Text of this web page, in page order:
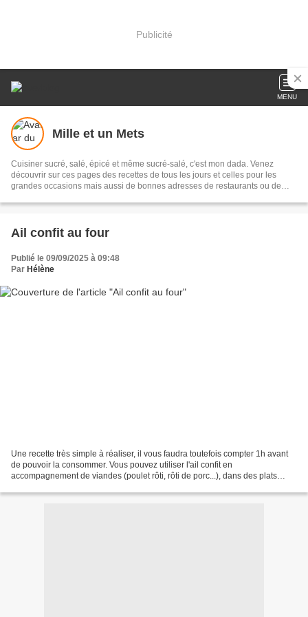
Publicité
MENU
Mille et un Mets
Cuisiner sucré, salé, épicé et même sucré-salé, c'est mon dada. Venez
découvrir sur ces pages des recettes de tous les jours et celles pour les
grandes occasions mais aussi de bonnes adresses de restaurants ou de
bonheur ;-)
Ail confit au four
Publié le 09/09/2025 à 09:48
Par Hélène
Une recette très simple à réaliser, il vous faudra toutefois compter 1h avant
de pouvoir la consommer. Vous pouvez utiliser l'ail confit en
accompagnement de viandes (poulet rôti, rôti de porc...), dans des plats